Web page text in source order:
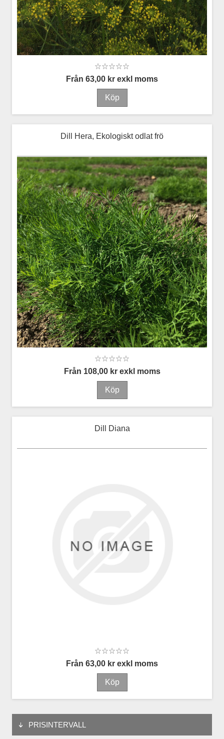
Från 63,00 kr exkl moms
Dill Hera, Ekologiskt odlat frö
Från 108,00 kr exkl moms
Dill Diana
Från 63,00 kr exkl moms
PRISINTERVALL